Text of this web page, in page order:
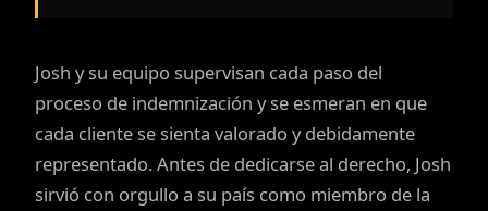
Josh y su equipo supervisan cada paso del
proceso de indemnización y se esmeran en que
cada cliente se sienta valorado y debidamente
representado. Antes de dedicarse al derecho, Josh
sirvió con orgullo a su país como miembro de la